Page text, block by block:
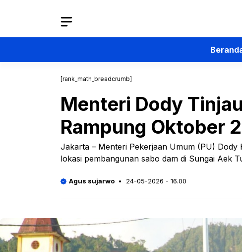
[rank_math_breadcrumb]
Menteri Dody
Rampung Oktober
Jakarta – Menteri Pekerjaan Umum (PU)
lokasi pembangunan sabo dam di Sungai Aek
Agus sujarwo 24-05-2026 - 16.00